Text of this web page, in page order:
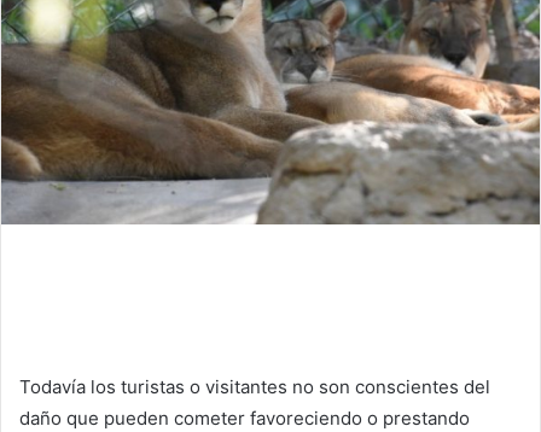
Todavía los turistas o visitantes no son conscientes del
daño que pueden cometer favoreciendo o prestando